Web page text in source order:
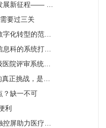
，如何成为公立医院的新引擎？
要过三关
转型的范式跃迁
统打通清单来了
突击迎检到长效提质
战，是流程重塑
？缺一不可
利
疗行业数字化革新